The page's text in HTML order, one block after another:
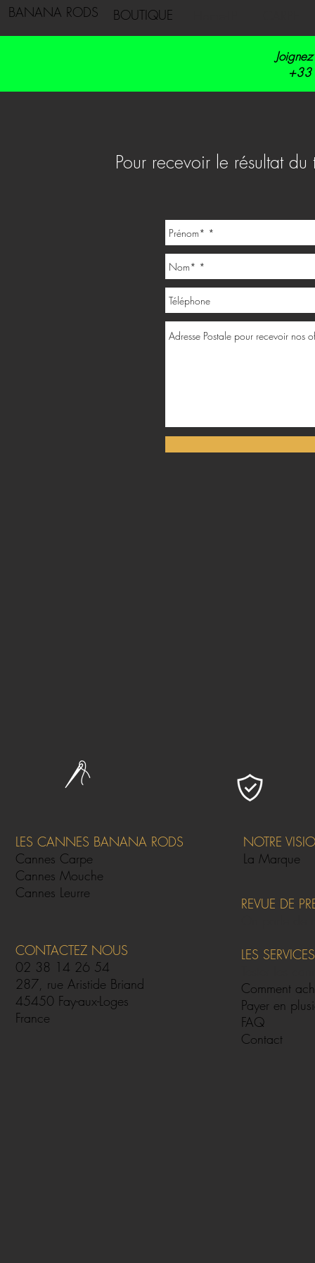
BANANA RODS BOUTIQUE
Pour recevoir le résultat
LES CANNES BANANA RODS
Cannes Carpe
Cannes Mouche
Cannes Leurre
CONTACTEZ NOUS
02 38 14 26 54
287, rue Aristide Briand
45450 Fay-aux-Loges
France
NOTRE
La Marque
REVUE DE
LES SERVICES
Comment
Payer en
FAQ
Contact